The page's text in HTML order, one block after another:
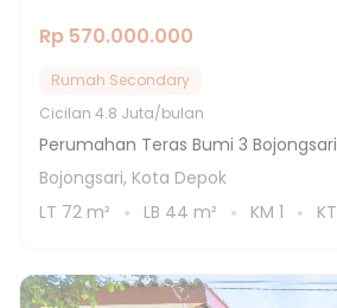
Rp 570.000.000
Rumah Secondary
Cicilan 4.8 Juta/bulan
Perumahan Teras Bumi 3 Bojongsari
Bojongsari, Kota Depok
LT 72 m² LB 44 m² KM 1 KT